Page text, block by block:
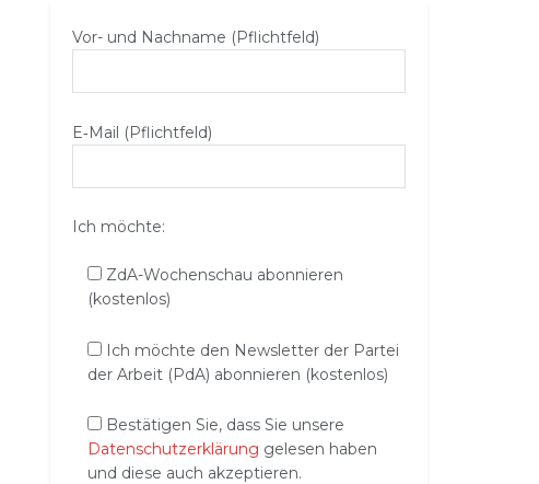
Vor- und Nachname (Pflichtfeld)
E‑Mail (Pflichtfeld)
Ich möchte:
ZdA-Wochenschau abonnieren
(kostenlos)
Ich möchte den Newsletter der Partei
der Arbeit (PdA) abonnieren (kostenlos)
Bestätigen Sie, dass Sie unsere
Datenschutzerklärung gelesen haben
und diese auch akzeptieren.